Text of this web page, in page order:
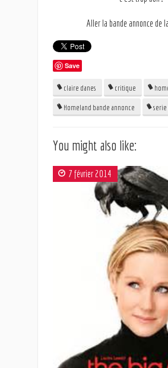
Aller la bande annonce de
Save
claire danes critique
Homeland bande annonce serie
You might also like:
7 février 2014